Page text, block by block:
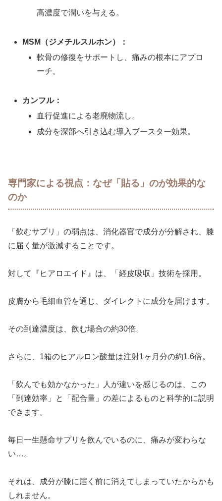
高濃度で潤いを与える。
MSM（ジメチルスルホン）：
軟骨の修復をサポートし、痛みの根本にアプロ
ーチ。
カンフル：
血行促進による老廃物流し。
成分を深部へ引き込む導入ブースター効果。
専門家による視点：なぜ「貼る」のが効果的な
のか
「飲むサプリ」の弱点は、消化器官で成分が分解され、膝
に届く量が激減することです。
対して『ヒアロエイド』は、「経皮吸収」技術を採用。
皮膚から毛細血管を通じ、ダイレクトに成分を届けます。
その到達濃度は、飲む場合の約30倍。
さらに、1箱のヒアルロン酸量は注射1ヶ月分の約1.6倍。
「飲んでも効かなかった」人が違いを感じるのは、この
「到達効率」と「配合量」の差によるものと科学的に説明
できます。
毎日一生懸命サプリを飲んでいるのに、痛みが変わらな
い…。
それは、成分が膝に届く前に消えてしまっていたからかも
しれません。